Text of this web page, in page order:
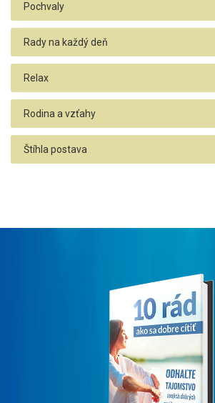
Pochvaly
Rady na každý deň
Relax
Rodina a vzťahy
Štíhla postava